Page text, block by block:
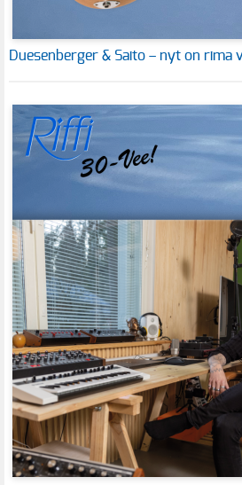
Duesenberger & Saito – nyt on rima